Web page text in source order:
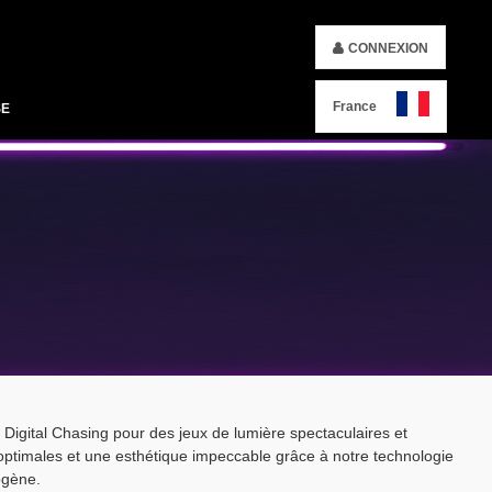
CONNEXION
France
Chasing pour des jeux de lumière spectaculaires et
et une esthétique impeccable grâce à notre technologie